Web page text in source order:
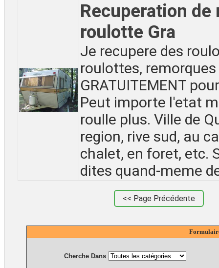
Recuperation
roulotte Gra
Je recupere des
roulottes, remorques
GRATUITEMENT
Peut importe l'etat
roulle plus. Ville de
region, rive sud, au
chalet, en foret, etc.
dites quand-meme
<< Page Précédente
Cherche Dans